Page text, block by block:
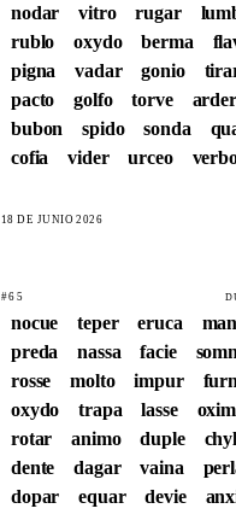
nodar
vitro rugar
rublo
oxydo berma
pigna
vadar gonio
pacto
golfo torve arder
bubon
spido sonda
cofia
vider urceo
18 DE JUNIO 2026
#65
nocue teper eruca
preda
nassa facie
rosse
molto impur
oxydo
trapa lasse
rotar
animo duple
dente
dagar vaina
dopar
equar devie